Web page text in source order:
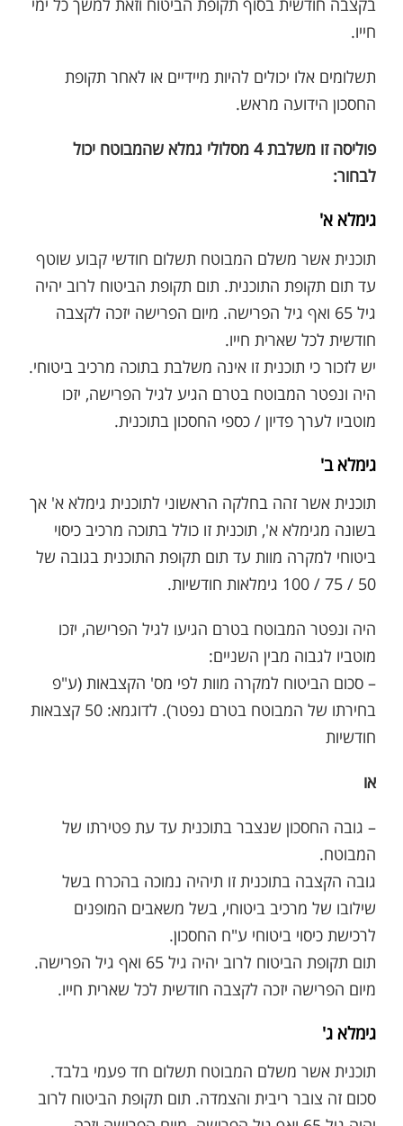
בקצבה חודשית בסוף תקופת הביטוח וזאת למשך כל ימי
חייו.
תשלומים אלו יכולים להיות מיידיים או לאחר תקופת
החסכון הידועה מראש.
פוליסה זו משלבת 4 מסלולי גמלא שהמבוטח יכול
לבחור:
גימלא א'
תוכנית אשר משלם המבוטח תשלום חודשי קבוע שוטף
עד תום תקופת התוכנית. תום תקופת הביטוח לרוב יהיה
גיל 65 ואף גיל הפרישה. מיום הפרישה יזכה לקצבה
חודשית לכל שארית חייו.
יש לזכור כי תוכנית זו אינה משלבת בתוכה מרכיב ביטוחי.
היה ונפטר המבוטח בטרם הגיע לגיל הפרישה, יזכו
מוטביו לערך פדיון / כספי החסכון בתוכנית.
גימלא ב'
תוכנית אשר זהה בחלקה הראשוני לתוכנית גימלא א' אך
בשונה מגימלא א', תוכנית זו כולל בתוכה מרכיב כיסוי
ביטוחי למקרה מוות עד תום תקופת התוכנית בגובה של
50 / 75 / 100 גימלאות חודשיות.
היה ונפטר המבוטח בטרם הגיעו לגיל הפרישה, יזכו
מוטביו לגבוה מבין השניים:
– סכום הביטוח למקרה מוות לפי מס' הקצבאות (ע"פ
בחירתו של המבוטח בטרם נפטר). לדוגמא: 50 קצבאות
חודשיות
או
– גובה החסכון שנצבר בתוכנית עד עת פטירתו של
המבוטח.
גובה הקצבה בתוכנית זו תיהיה נמוכה בהכרח בשל
שילובו של מרכיב ביטוחי, בשל משאבים המופנים
לרכישת כיסוי ביטוחי ע"ח החסכון.
תום תקופת הביטוח לרוב יהיה גיל 65 ואף גיל הפרישה.
מיום הפרישה יזכה לקצבה חודשית לכל שארית חייו.
גימלא ג'
תוכנית אשר משלם המבוטח תשלום חד פעמי בלבד.
סכום זה צובר ריבית והצמדה. תום תקופת הביטוח לרוב